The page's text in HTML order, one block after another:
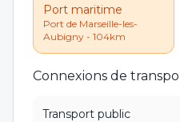
Port maritime
Port de Marseille-les-
Aubigny - 104km
Connexions de
Transport public